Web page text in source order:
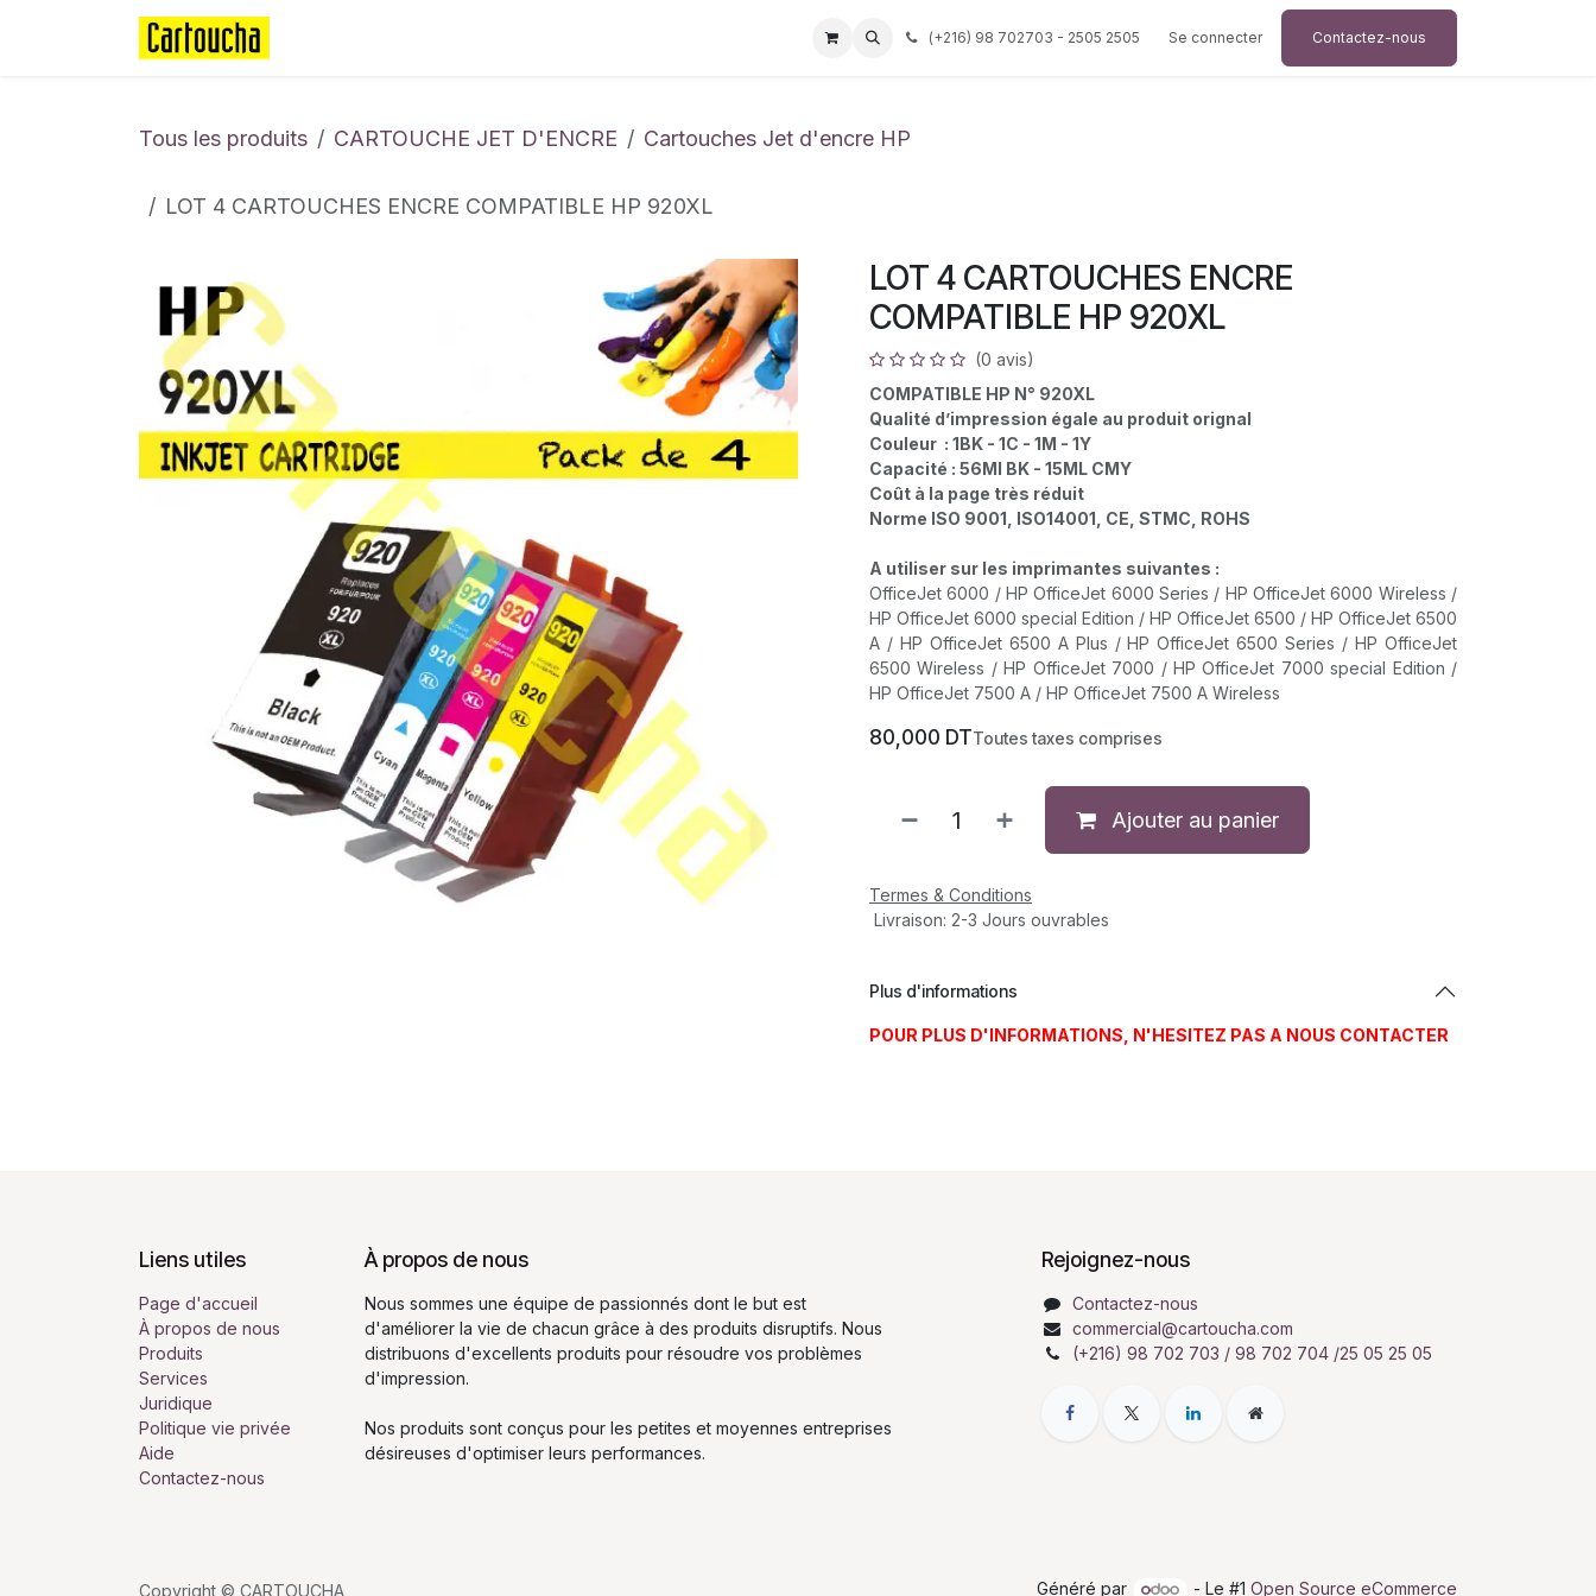
Se rendre au contenu
Société Aide
(+216) 98 702703 - 2505 2505 Se connecter Contactez-nous
Tous les produits CARTOUCHE JET D'ENCRE Cartouches Jet d'encre HP
LOT 4 CARTOUCHES ENCRE COMPATIBLE HP 920XL
LOT 4 CARTOUCHES ENCRE
COMPATIBLE HP 920XL
(0 avis)
COMPATIBLE HP N° 920XL
Qualité d’impression égale au produit orignal
Couleur : 1BK - 1C - 1M - 1Y
Capacité : 56Ml BK - 15ML CMY
Coût à la page très réduit
Norme ISO 9001, ISO14001, CE, STMC, ROHS
A utiliser sur les imprimantes suivantes :
OfficeJet 6000 / HP OfficeJet 6000 Series / HP OfficeJet 6000 Wireless /
HP OfficeJet 6000 special Edition / HP OfficeJet 6500 / HP OfficeJet 6500
A / HP OfficeJet 6500 A Plus / HP OfficeJet 6500 Series / HP OfficeJet
6500 Wireless / HP OfficeJet 7000 / HP OfficeJet 7000 special Edition /
HP OfficeJet 7500 A / HP OfficeJet 7500 A Wireless
80,000 DTToutes taxes comprises
Ajouter au panier
Termes & Conditions
Livraison: 2-3 Jours ouvrables
Plus d'informations
POUR PLUS D'INFORMATIONS, N'HESITEZ PAS A NOUS CONTACTER
Liens utiles
Page d'accueil
À propos de nous
Produits
Services
Juridique
Politique vie privée
Aide
Contactez-nous
À propos de nous
Nous sommes une équipe de passionnés dont le but est
d'améliorer la vie de chacun grâce à des produits disruptifs. Nous
distribuons d'excellents produits pour résoudre vos problèmes
d'impression.
Nos produits sont conçus pour les petites et moyennes entreprises
désireuses d'optimiser leurs performances.
Rejoignez-nous
Contactez-nous
commercial@cartoucha.com
(+216) 98 702 703 / 98 702 704 /25 05 25 05
Copyright © CARTOUCHA Généré par - Le #1 Open Source eCommerce